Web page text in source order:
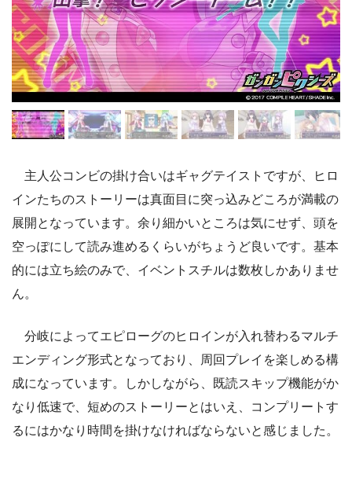
主人公コンビの掛け合いはギャグテイストですが、ヒロ
インたちのストーリーは真面目に突っ込みどころが満載の
展開となっています。余り細かいところは気にせず、頭を
空っぽにして読み進めるくらいがちょうど良いです。基本
的には立ち絵のみで、イベントスチルは数枚しかありませ
ん。
分岐によってエピローグのヒロインが入れ替わるマルチ
エンディング形式となっており、周回プレイを楽しめる構
成になっています。しかしながら、既読スキップ機能がか
なり低速で、短めのストーリーとはいえ、コンプリートす
るにはかなり時間を掛けなければならないと感じました。